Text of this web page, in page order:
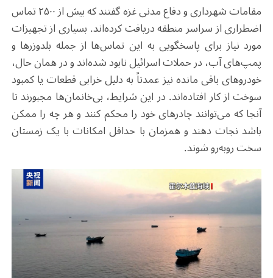
مقامات شهرداری و دفاع مدنی غزه گفتند که بیش از ۲۵۰۰ تماس
اضطراری از سراسر منطقه دریافت کرده‌اند. بسیاری از تجهیزات
مورد نیاز برای پاسخگویی به این تماس‌ها از جمله بلدوزرها و
پمپ‌های آب، در حملات اسرائیل نابود شده‌اند و در همان حال،
خودروهای باقی مانده نیز عمدتاً به دلیل خرابی قطعات یا کمبود
سوخت از کار افتاده‌اند. در این شرایط، بی‌خانمان‌ها مجبورند تا
آنجا که می‌توانند چادرهای خود را محکم کنند و هر چه را ممکن
باشد نجات دهند و همزمان با حداقل‌ امکانات با یک زمستان
سخت روبه‌رو شوند.